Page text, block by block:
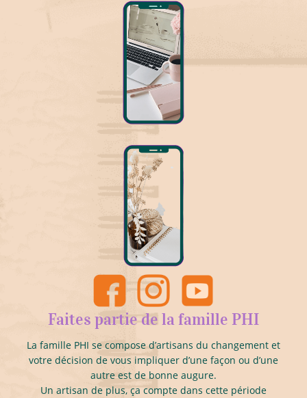
Faites partie de la famille PHI
La famille PHI se compose d’artisans du changement et
votre décision de vous impliquer d’une façon ou d’une
autre est de bonne augure.
Un artisan de plus, ça compte dans cette période